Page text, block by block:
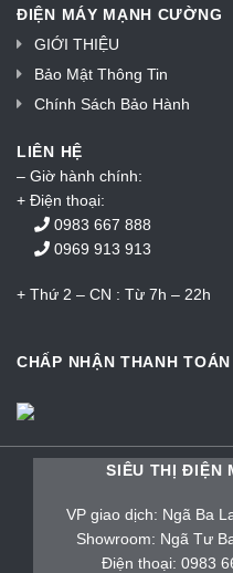
ĐIỆN MÁY MẠNH CƯỜNG
GIỚI THIỆU
Bảo Mật Thông Tin
Chính Sách Bảo Hành
LIÊN HỆ
– Giờ hành chính:
+ Điện thoại:
0983 667 888
0969 913 913
+ Thứ 2 – CN : Từ 7h – 22h
CHẤP NHẬN THANH TOÁN
SIÊU THỊ ĐIỆN
VP giao dịch: Ngã Ba
Showroom: Ngã Tư
Điện thoại: 0983